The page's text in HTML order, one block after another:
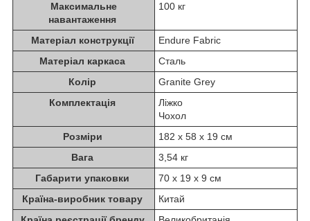
Максимальне
навантаження
100 кг
Матеріал конструкції
Endure Fabric
Матеріал каркаса
Сталь
Колір
Granite Grey
Комплектація
Ліжко
Чохол
Розміри
182 х 58 х 19 см
Вага
3,54 кг
Габарити упаковки
70 х 19 х 9 см
Країна-виробник товару
Китай